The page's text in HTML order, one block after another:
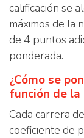
calificación se
máximos de la
de 4 puntos
ponderada.
¿Cómo se
función de la
Cada carrera
coeficiente de